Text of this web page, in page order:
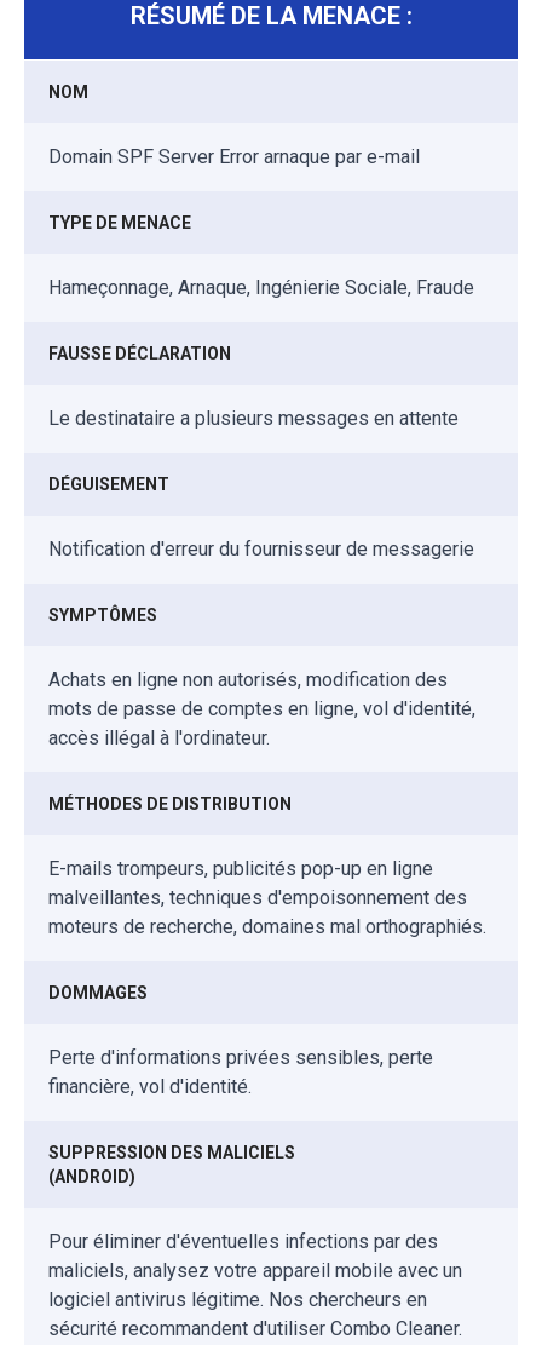
RÉSUMÉ DE LA MENACE :
NOM
Domain SPF Server Error arnaque par e-mail
TYPE DE MENACE
Hameçonnage, Arnaque, Ingénierie Sociale, Fraude
FAUSSE DÉCLARATION
Le destinataire a plusieurs messages en attente
DÉGUISEMENT
Notification d'erreur du fournisseur de messagerie
SYMPTÔMES
Achats en ligne non autorisés, modification des
mots de passe de comptes en ligne, vol d'identité,
accès illégal à l'ordinateur.
MÉTHODES DE DISTRIBUTION
E-mails trompeurs, publicités pop-up en ligne
malveillantes, techniques d'empoisonnement des
moteurs de recherche, domaines mal orthographiés.
DOMMAGES
Perte d'informations privées sensibles, perte
financière, vol d'identité.
SUPPRESSION DES MALICIELS
(ANDROID)
Pour éliminer d'éventuelles infections par des
maliciels, analysez votre appareil mobile avec un
logiciel antivirus légitime. Nos chercheurs en
sécurité recommandent d'utiliser Combo Cleaner.